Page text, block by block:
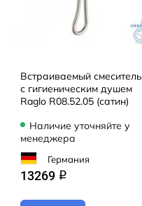
Встраиваемый смеситель
с гигиеническим душем
Raglo R08.52.05 (сатин)
Наличие уточняйте у
менеджера
Германия
13269 q